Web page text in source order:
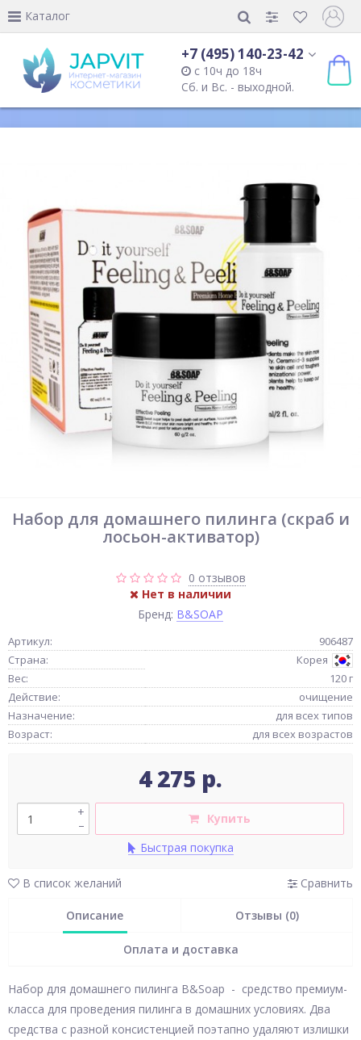
Каталог
+7 (495) 140-23-42
с 10ч до 18ч
Сб. и Вс. - выходной.
Набор для домашнего пилинга (скраб и
лосьон-активатор)
0 отзывов
Нет в наличии
Бренд: B&SOAP
Артикул:
906487
Страна:
Корея
Вес:
120 г
Действие:
очищение
Назначение:
для всех типов
Возраст:
для всех возрастов
4 275 р.
–
+
Купить
Быстрая покупка
В список желаний Сравнить
Описание Отзывы (0)
Оплата и доставка
Набор для домашнего пилинга B&Soap - cредство премиум-
класса для проведения пилинга в домашних условиях. Два
средства с разной консистенцией поэтапно удаляют излишки